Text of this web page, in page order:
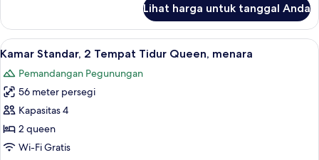
Queen,
area
taman
Kamar
Standar,
2
Tidur
Queen,
taman
Lihat harga untuk tanggal Anda
Lihat
semua
foto
untuk
Kamar
Standar,
2
Seprai premium, minibar, brankas,
6
Kamar Standar, 2 Tempat Tidur Queen, menara
Pemandangan Pegunungan
56 meter persegi
Kapasitas 4
2 queen
Wi-Fi Gratis